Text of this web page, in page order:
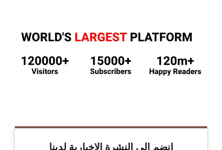
انضم إلى النشرة الإخبارية لدينا